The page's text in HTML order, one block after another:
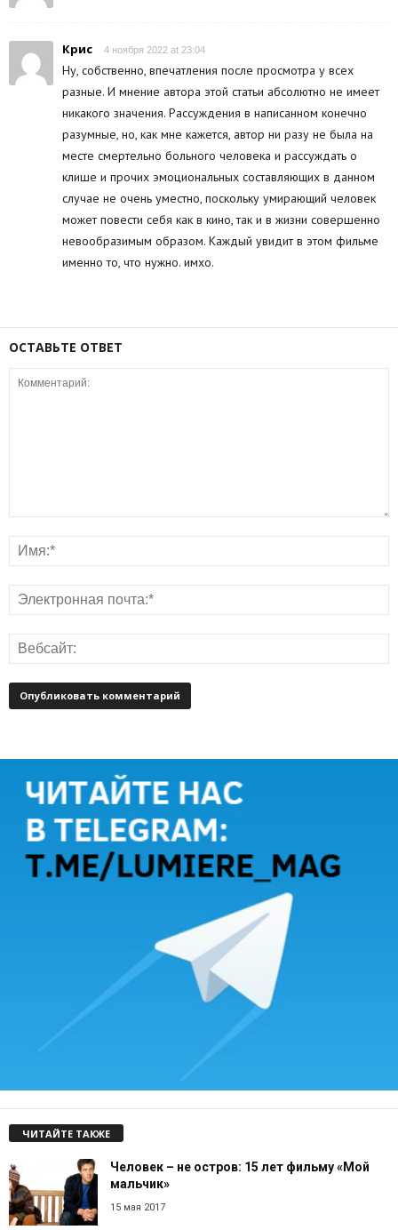
Крис 4 ноября 2022 at 23:04
Ну, собственно, впечатления после просмотра у всех
разные. И мнение автора этой статьи абсолютно не имеет
никакого значения. Рассуждения в написанном конечно
разумные, но, как мне кажется, автор ни разу не была на
месте смертельно больного человека и рассуждать о
клише и прочих эмоциональных составляющих в данном
случае не очень уместно, поскольку умирающий человек
может повести себя как в кино, так и в жизни совершенно
невообразимым образом. Каждый увидит в этом фильме
именно то, что нужно. имхо.
ОСТАВЬТЕ ОТВЕТ
ЧИТАЙТЕ ТАКЖЕ
Человек – не остров: 15 лет фильму «Мой
мальчик»
15 мая 2017